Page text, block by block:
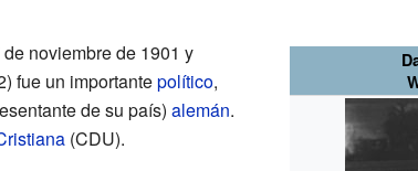
noviembre de 1901 y
fue un importantepolítico,
de su país) alemán.
(CDU).